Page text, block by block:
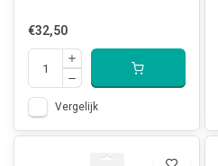
€32,50
Vergelijk